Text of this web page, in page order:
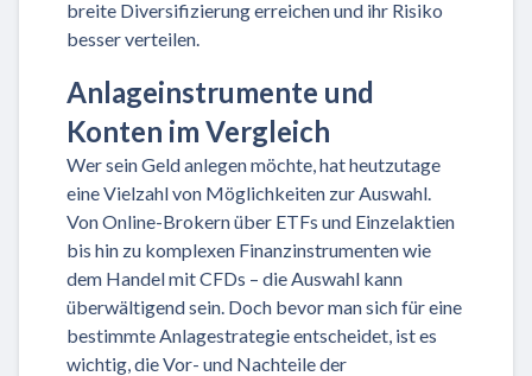
breite Diversifizierung erreichen und ihr Risiko
besser verteilen.
Anlageinstrumente und
Konten im Vergleich
Wer sein Geld anlegen möchte, hat heutzutage
eine Vielzahl von Möglichkeiten zur Auswahl.
Von Online-Brokern über ETFs und Einzelaktien
bis hin zu komplexen Finanzinstrumenten wie
dem Handel mit CFDs – die Auswahl kann
überwältigend sein. Doch bevor man sich für eine
bestimmte Anlagestrategie entscheidet, ist es
wichtig, die Vor- und Nachteile der